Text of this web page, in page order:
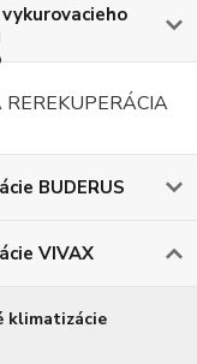
BUDERUS
VIVAX
klimatizácie